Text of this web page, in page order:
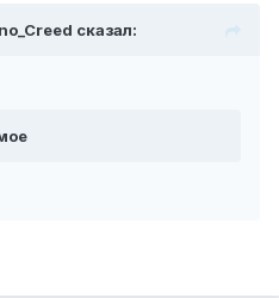
сказал: